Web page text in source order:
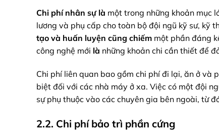
Chi phí nhân sự là một trong những khoản mục
lương và phụ cấp cho toàn bộ đội ngũ kỹ sư, kỹ
tạo và huấn luyện cũng chiếm một phần đáng
công nghệ mới là những khoản chi cần thiết để
Chi phí liên quan bao gồm chi phí đi lại, ăn ở và
biệt đối với các nhà máy ở xa. Việc có một đội
sự phụ thuộc vào các chuyên gia bên ngoài, từ
2.2. Chi phí bảo trì phần cứng